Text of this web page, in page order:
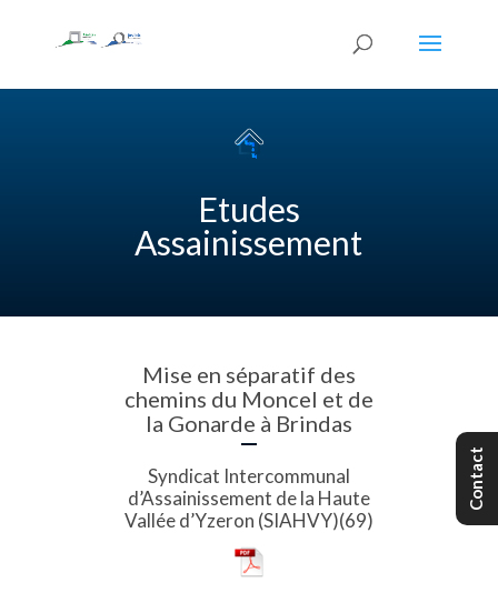
Etudes
Assainissement
Mise en séparatif des
chemins du Moncel et de
la Gonarde à Brindas
Syndicat Intercommunal
d’Assainissement de la Haute
Vallée d’Yzeron (SIAHVY)(69)
Contact